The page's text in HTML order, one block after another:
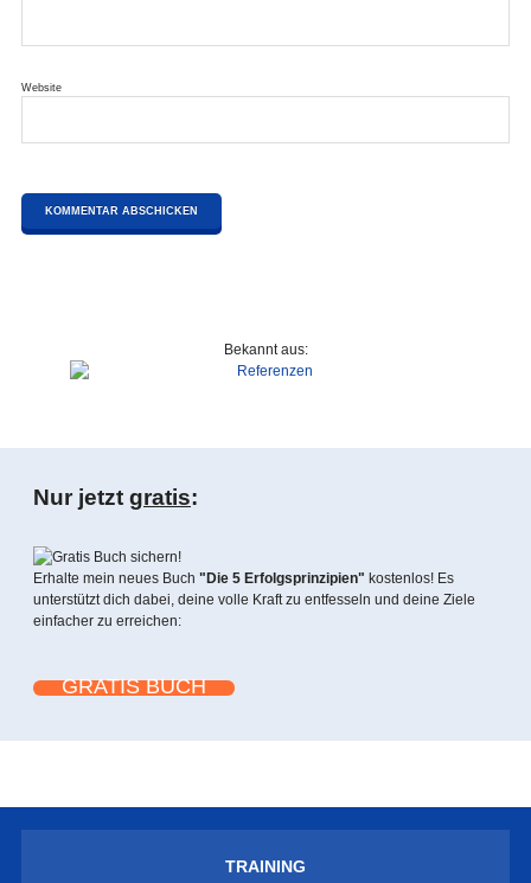
Website
Bekannt aus:
Nur jetzt gratis:
Erhalte mein neues Buch "Die 5 Erfolgsprinzipien" kostenlos! Es
unterstützt dich dabei, deine volle Kraft zu entfesseln und deine Ziele
einfacher zu erreichen:
GRATIS BUCH
TRAINING